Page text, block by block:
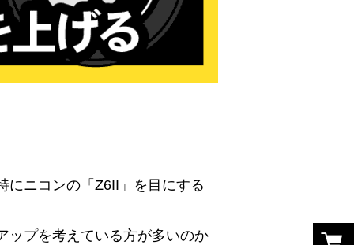
にニコンの「Z6II」を目にする
ップを考えている方が多いのか